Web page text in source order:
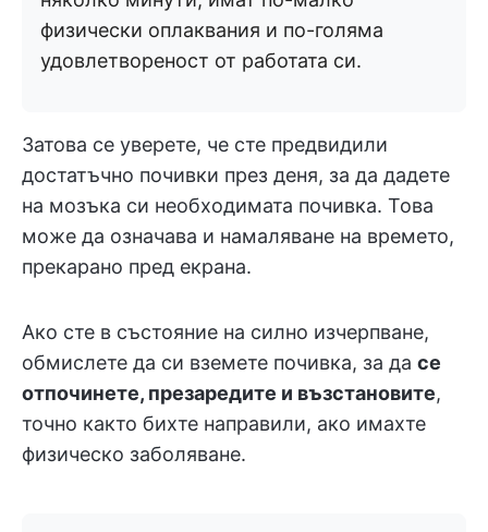
физически оплаквания и по-голяма
удовлетвореност от работата си.
Затова се уверете, че сте предвидили
достатъчно почивки през деня, за да дадете
на мозъка си необходимата почивка. Това
може да означава и намаляване на времето,
прекарано пред екрана.
Ако сте в състояние на силно изчерпване,
обмислете да си вземете почивка, за да се
отпочинете, презаредите и възстановите,
точно както бихте направили, ако имахте
физическо заболяване.